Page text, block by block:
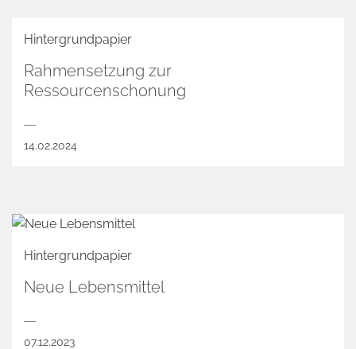
Hintergrundpapier
Rahmensetzung zur
Ressourcenschonung
14.02.2024
Hintergrundpapier
Neue Lebensmittel
07.12.2023